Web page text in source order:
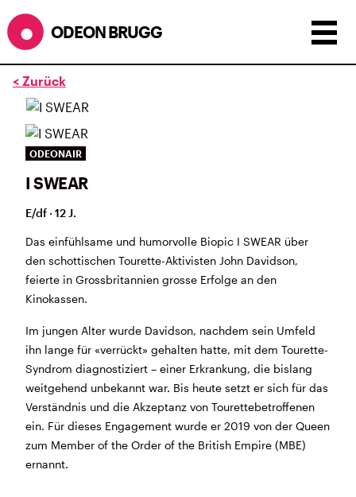
ODEON BRUGG
Anzeigen als:
ÖFFNUNGSZEITEN
während dem
Barbetrieb im Geissenschachen ab 18 Uhr bis
Filmbeginn (Fr+Sa bis 1 Uhr)
Küche ab 18 bis 20.45 Uhr
Filmstart um 21.30 Uhr
Mittwoch geschlossen
SOMMERÖFFNUNGSZEITEN
CINEMA2.7. bis 1.9. geschlossen
BÜHNE2.7. bis 3.9. geschlossen
ZMITTAG2.7. bis 9.8. geschlossen
BAR+BISTRO10.7. bis 1.8. findet ihr unsere Bar ab 18
Uhr im Geissenschachen
ab dem 10.8. sind wir wieder im Haus und freuen uns
auf euch <3
< Zurück
ODEONAIR
I SWEAR
E/df · 12 J.
Das einfühlsame und humorvolle Biopic I SWEAR über
den schottischen Tourette-Aktivisten John Davidson,
feierte in Grossbritannien grosse Erfolge an den
Kinokassen.
Im jungen Alter wurde Davidson, nachdem sein Umfeld
ihn lange für «verrückt» gehalten hatte, mit dem Tourette-
Syndrom diagnostiziert – einer Erkrankung, die bislang
weitgehend unbekannt war. Bis heute setzt er sich für das
Verständnis und die Akzeptanz von Tourettebetroffenen
ein. Für dieses Engagement wurde er 2019 von der Queen
zum Member of the Order of the British Empire (MBE)
ernannt.